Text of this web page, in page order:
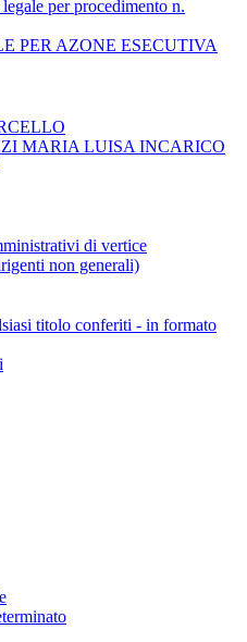
per procedimento n.
PER AZONE ESECUTIVA
MARIA LUISA INCARICO
di vertice
non generali)
titolo conferiti - in formato